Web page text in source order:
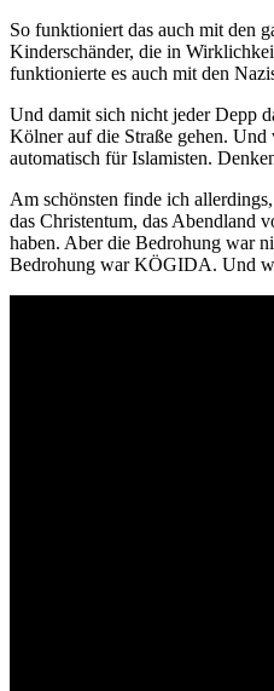
So funktioniert das auch mit den
Kinderschänder, die in
funktionierte es auch mit den
Und damit sich nicht jeder Depp
Kölner auf die Straße gehen.
automatisch für Islamisten.
Am schönsten finde ich
das Christentum, das Abendland
haben. Aber die Bedrohung war
Bedrohung war KÖGIDA. Und